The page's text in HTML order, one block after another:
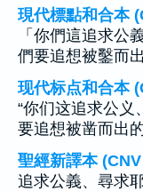
現代標點和合本
「你們這追求公
們要追想被鑿而
现代标点和合本
“你们这追求公义
要追想被凿而出
聖經新譯本
追求公義、尋求